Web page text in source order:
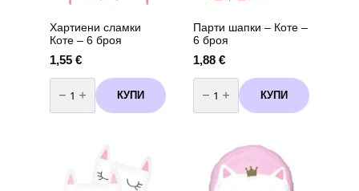
product
page
Хартиени сламки
Коте – 6 броя
1,55 €
количество
за
Хартиени
сламки
КУПИ
Парти шапки – Коте –
6 броя
1,88 €
количество
за
Парти
шапки
броя
КУПИ